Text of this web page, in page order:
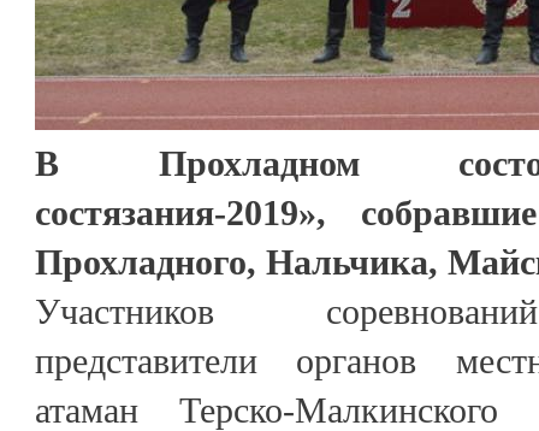
В Прохладном
состязания-2019»,
Прохладного, Нальчика,
Участников
представители органов
атаман Терско-Малкинского